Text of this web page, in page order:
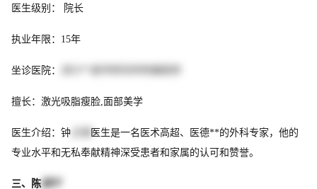
医生级别： 院长
执业年限：15年
坐诊医院：
擅长：激光吸脂瘦脸,面部美学
医生介绍：钟
医生是一名医术高超、医德**的外科专家，他的
专业水平和无私奉献精神深受患者和家属的认可和赞誉。
三、陈 建平